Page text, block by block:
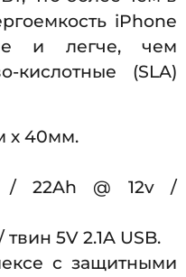
iPhone
и легче, чем
кислотные (SLA)
х 40мм.
/ 22Ah @ 12v /
твин 5V 2.1A USB.
с защитными